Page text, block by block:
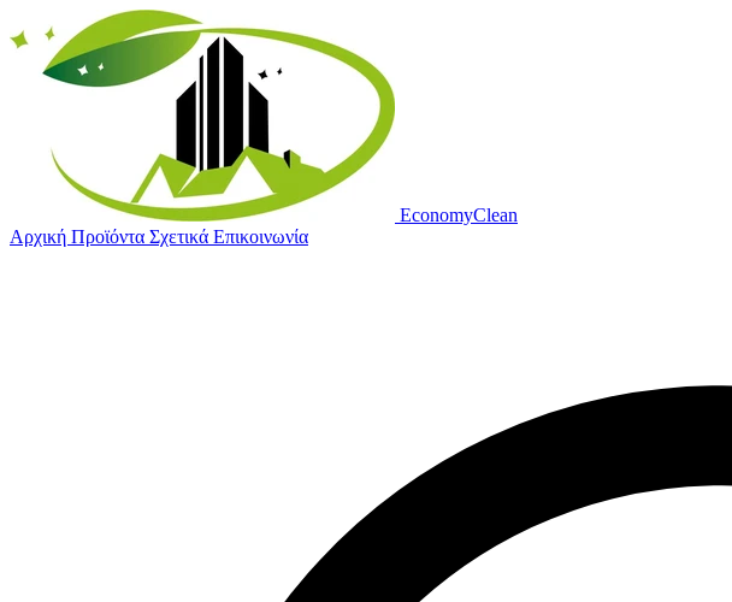
EconomyClean
Αρχική Προϊόντα Σχετικά Επικοινωνία